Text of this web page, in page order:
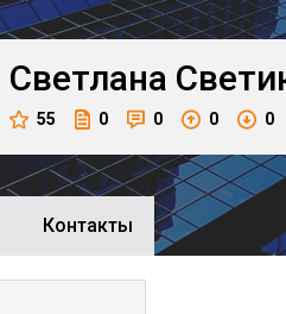
Светлана
55 0 0 0 0
Контакты